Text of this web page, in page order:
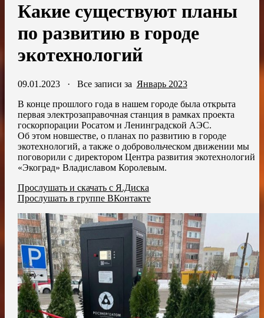
Какие существуют планы
по развитию в городе
экотехнологий
09.01.2023· Все записи за Январь 2023
В конце прошлого года в нашем городе была открыта
первая электрозаправочная станция в рамках проекта
госкорпорации Росатом и Ленинградской АЭС.
Об этом новшестве, о планах по развитию в городе
экотехнологий, а также о добровольческом движении мы
поговорили с директором Центра развития экотехнологий
«Экоград» Владиславом Королевым.
Прослушать и скачать с Я.Диска
Прослушать в группе ВКонтакте